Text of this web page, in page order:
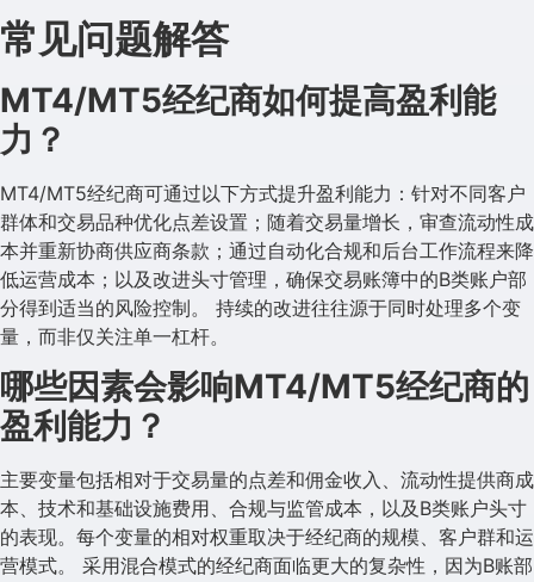
常见问题解答
MT4/MT5经纪商如何提高盈利能
力？
MT4/MT5经纪商可通过以下方式提升盈利能力：针对不同客户
群体和交易品种优化点差设置；随着交易量增长，审查流动性成
本并重新协商供应商条款；通过自动化合规和后台工作流程来降
低运营成本；以及改进头寸管理，确保交易账簿中的B类账户部
分得到适当的风险控制。 持续的改进往往源于同时处理多个变
量，而非仅关注单一杠杆。
哪些因素会影响MT4/MT5经纪商的
盈利能力？
主要变量包括相对于交易量的点差和佣金收入、流动性提供商成
本、技术和基础设施费用、合规与监管成本，以及B类账户头寸
的表现。每个变量的相对权重取决于经纪商的规模、客户群和运
营模式。 采用混合模式的经纪商面临更大的复杂性，因为B账部